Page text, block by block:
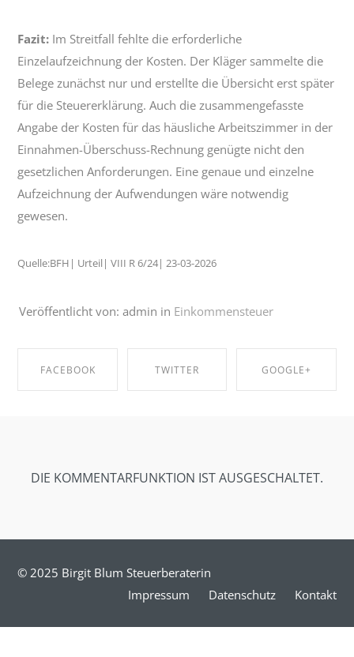
Fazit: Im Streitfall fehlte die erforderliche
Einzelaufzeichnung der Kosten. Der Kläger sammelte die
Belege zunächst nur und erstellte die Übersicht erst später
für die Steuererklärung. Auch die zusammengefasste
Angabe der Kosten für das häusliche Arbeitszimmer in der
Einnahmen-Überschuss-Rechnung genügte nicht den
gesetzlichen Anforderungen. Eine genaue und einzelne
Aufzeichnung der Aufwendungen wäre notwendig
gewesen.
Quelle:BFH| Urteil| VIII R 6/24| 23-03-2026
Veröffentlicht von: admin in Einkommensteuer
FACEBOOK TWITTER GOOGLE+
DIE KOMMENTARFUNKTION IST AUSGESCHALTET.
© 2025 Birgit Blum Steuerberaterin
Impressum
Datenschutz Kontakt